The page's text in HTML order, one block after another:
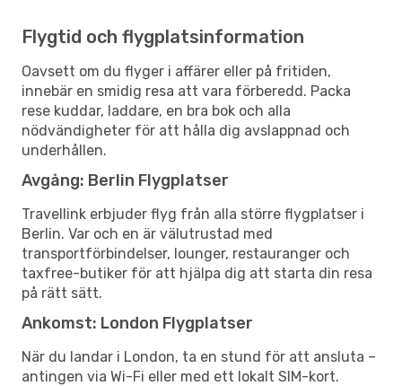
Flygtid och flygplatsinformation
Oavsett om du flyger i affärer eller på fritiden,
innebär en smidig resa att vara förberedd. Packa
rese kuddar, laddare, en bra bok och alla
nödvändigheter för att hålla dig avslappnad och
underhållen.
Avgång: Berlin Flygplatser
Travellink erbjuder flyg från alla större flygplatser i
Berlin. Var och en är välutrustad med
transportförbindelser, lounger, restauranger och
taxfree-butiker för att hjälpa dig att starta din resa
på rätt sätt.
Ankomst: London Flygplatser
När du landar i London, ta en stund för att ansluta –
antingen via Wi-Fi eller med ett lokalt SIM-kort.